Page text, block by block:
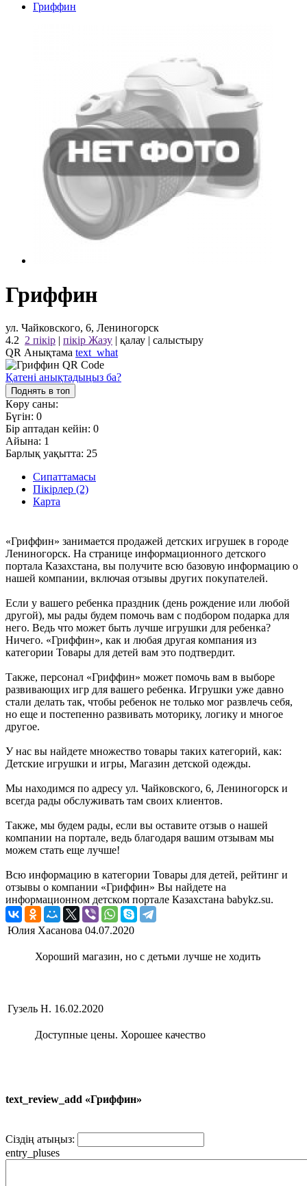
Гриффин
Гриффин
ул. Чайковского, 6, Лениногорск
4.2 2 пікір | пікір Жазу | қалау | салыстыру
QR Анықтама text_what
Қатені анықтадыңыз ба?
Поднять в топ
Көру саны:
Бүгін: 0
Бір аптадан кейін: 0
Айына: 1
Барлық уақытта: 25
Сипаттамасы
Пікірлер (2)
Карта
«Гриффин» занимается продажей детских игрушек в городе
Лениногорск. На странице информационного детского
портала Казахстана, вы получите всю базовую информацию о
нашей компании, включая отзывы других покупателей.
Если у вашего ребенка праздник (день рождение или любой
другой), мы рады будем помочь вам с подбором подарка для
него. Ведь что может быть лучше игрушки для ребенка?
Ничего. «Гриффин», как и любая другая компания из
категории Товары для детей вам это подтвердит.
Также, персонал «Гриффин» может помочь вам в выборе
развивающих игр для вашего ребенка. Игрушки уже давно
стали делать так, чтобы ребенок не только мог развлечь себя,
но еще и постепенно развивать моторику, логику и многое
другое.
У нас вы найдете множество товары таких категорий, как:
Детские игрушки и игры, Магазин детской одежды.
Мы находимся по адресу ул. Чайковского, 6, Лениногорск и
всегда рады обслуживать там своих клиентов.
Также, мы будем рады, если вы оставите отзыв о нашей
компании на портале, ведь благодаря вашим отзывам мы
можем стать еще лучше!
Всю информацию в категории Товары для детей, рейтинг и
отзывы о компании «Гриффин» Вы найдете на
информационном детском портале Казахстана babykz.su.
Юлия Хасанова 04.07.2020
Хороший магазин, но с детьми лучше не ходить
Гузель Н. 16.02.2020
Доступные цены. Хорошее качество
text_review_add «Гриффин»
Сіздің атыңыз:
entry_pluses